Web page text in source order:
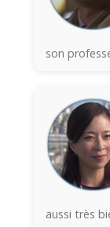
son
aussi très